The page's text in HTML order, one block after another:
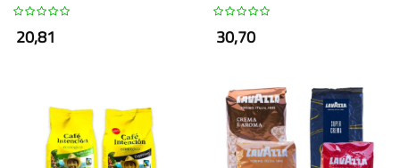
20,81 30,70